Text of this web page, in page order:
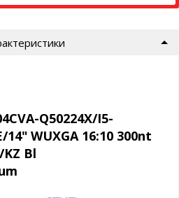
Q50224X/I5-
14" WUXGA 16:10 300nt
Bl